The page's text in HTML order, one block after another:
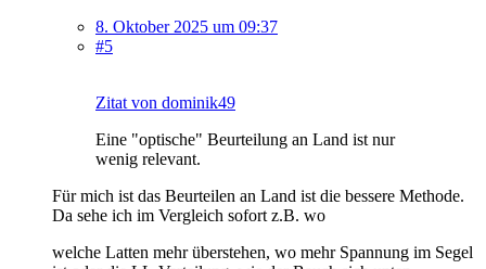
8. Oktober 2025 um 09:37
#5
Zitat von dominik49
Eine "optische" Beurteilung an Land ist nur
wenig relevant.
Für mich ist das Beurteilen an Land ist die bessere Methode.
Da sehe ich im Vergleich sofort z.B. wo
welche Latten mehr überstehen, wo mehr Spannung im Segel